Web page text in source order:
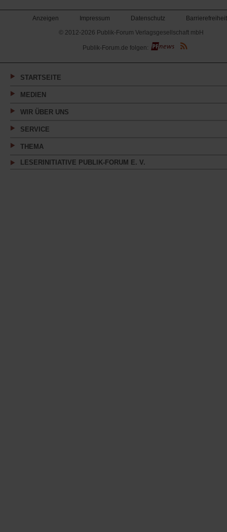
Anzeigen Impressum Datenschutz
Barrierefreiheit
© 2012-2026 Publik-Forum Verlagsgesellschaft mbH
(Öffnet
in
neuen
Publik-Forum.de folgen:
STARTSEITE
MEDIEN
WIR ÜBER UNS
SERVICE
THEMA
LESERINITIATIVE PUBLIK-FORUM E. V.